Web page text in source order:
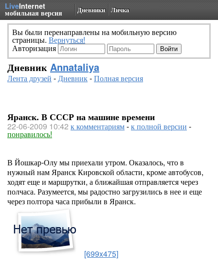
LiveInternet
мобильная версия Дневники Личка
Вы были перенаправлены на мобильную версию
страницы. Вернуться!
Авторизация
Дневник Annataliya
Лента друзей -Дневник-Полная версия
Яранск. В СССР на машине времени
22-06-2009 10:42 к комментариям-к полной версии -
понравилось!
В Йошкар-Олу мы приехали утром. Оказалось, что в
нужный нам Яранск Кировской области, кроме автобусов,
ходят еще и маршрутки, а ближайшая отправляется через
полчаса. Разумеется, мы радостно загрузились в нее и еще
через полтора часа прибыли в Яранск.
[699x475]